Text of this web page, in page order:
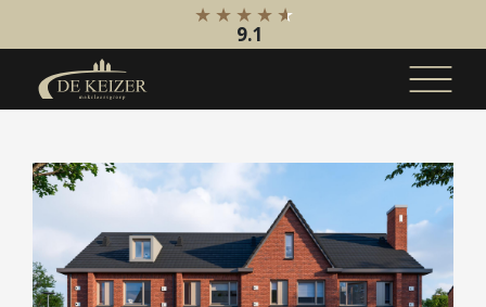
Koopaanbod
Bestaande bouw
Internationaal
Nieuwbouw
Bedrijfsaanbod
9.1